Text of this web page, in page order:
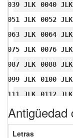
0039 JLK
0040 JLK
0051 JLK
0052 JLK
0063 JLK
0064 JLK
0075 JLK
0076 JLK
0087 JLK
0088 JLK
0099 JLK
0100 JLK
0111 JLK
0112 JLK
0123 JLK
0124 JLK
0135 JLK
0136 JLK
Antigüedad
Letras